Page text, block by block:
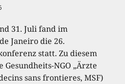
31. Juli fand im
Janeiro die 26.
statt. Zu diesem
NGO „Ärzte
sans frontieres, MSF)